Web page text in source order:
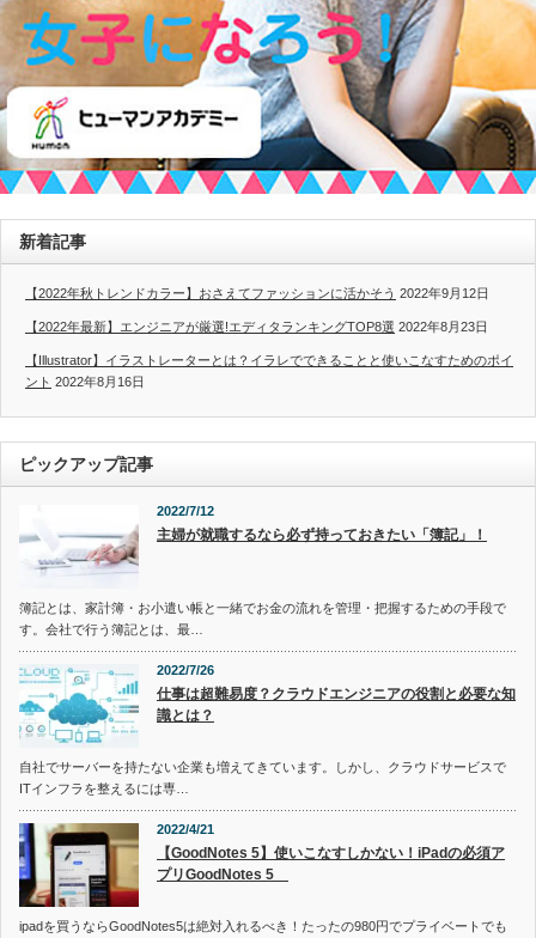
新着記事
【2022年秋トレンドカラー】おさえてファッションに活かそう 2022年9月12日
【2022年最新】エンジニアが厳選!エディタランキングTOP8選 2022年8月23日
【Illustrator】イラストレーターとは？イラレでできることと使いこなすためのポイ
ント 2022年8月16日
ピックアップ記事
2022/7/12
主婦が就職するなら必ず持っておきたい「簿記」！
簿記とは、家計簿・お小遣い帳と一緒でお金の流れを管理・把握するための手段で
す。会社で行う簿記とは、最…
2022/7/26
仕事は超難易度？クラウドエンジニアの役割と必要な知
識とは？
自社でサーバーを持たない企業も増えてきています。しかし、クラウドサービスで
ITインフラを整えるには専…
2022/4/21
【GoodNotes 5】使いこなすしかない！iPadの必須ア
プリGoodNotes 5
ipadを買うならGoodNotes5は絶対入れるべき！たったの980円でプライベートでも